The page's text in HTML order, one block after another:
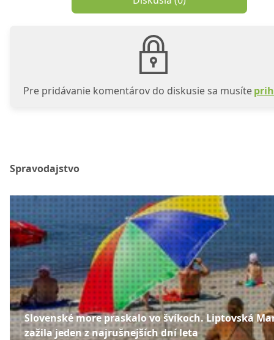
Pre pridávanie komentárov do diskusie sa musíte
Spravodajstvo
Slovenské more praskalo vo švíkoch. Liptovská
zažila jeden z najrušnejších dní leta